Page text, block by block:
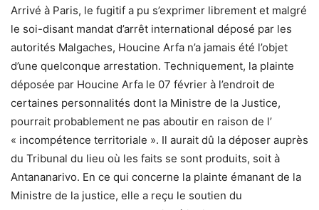
Arrivé à Paris, le fugitif a pu s’exprimer librement et malgré
le soi-disant mandat d’arrêt international déposé par les
autorités Malgaches, Houcine Arfa n’a jamais été l’objet
d’une quelconque arrestation. Techniquement, la plainte
déposée par Houcine Arfa le 07 février à l’endroit de
certaines personnalités dont la Ministre de la Justice,
pourrait probablement ne pas aboutir en raison de l’
« incompétence territoriale ». Il aurait dû la déposer auprès
du Tribunal du lieu où les faits se sont produits, soit à
Antananarivo. En ce qui concerne la plainte émanant de la
Ministre de la justice, elle a reçu le soutien du